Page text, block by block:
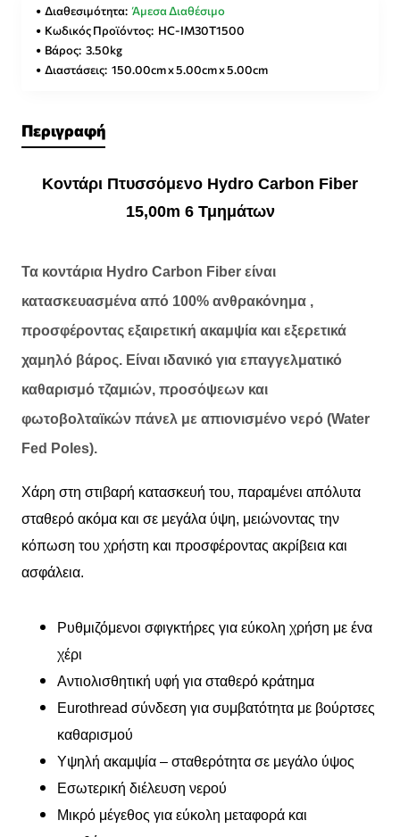
Διαθεσιμότητα: Άμεσα Διαθέσιμο
Κωδικός Προϊόντος: HC-IM30T1500
Βάρος: 3.50kg
Διαστάσεις: 150.00cm x 5.00cm x 5.00cm
Περιγραφή
Κοντάρι Πτυσσόμενο Hydro Carbon Fiber
15,00m 6 Τμημάτων
Τα κοντάρια Hydro Carbon Fiber είναι
κατασκευασμένα από 100% ανθρακόνημα ,
προσφέροντας εξαιρετική ακαμψία και εξερετικά
χαμηλό βάρος. Είναι ιδανικό για επαγγελματικό
καθαρισμό τζαμιών, προσόψεων και
φωτοβολταϊκών πάνελ με απιονισμένο νερό (Water
Fed Poles).
Χάρη στη στιβαρή κατασκευή του, παραμένει απόλυτα
σταθερό ακόμα και σε μεγάλα ύψη, μειώνοντας την
κόπωση του χρήστη και προσφέροντας ακρίβεια και
ασφάλεια.
Ρυθμιζόμενοι σφιγκτήρες για εύκολη χρήση με ένα
χέρι
Αντιολισθητική υφή για σταθερό κράτημα
Eurothread σύνδεση για συμβατότητα με βούρτσες
καθαρισμού
Υψηλή ακαμψία – σταθερότητα σε μεγάλο ύψος
Εσωτερική διέλευση νερού
Μικρό μέγεθος για εύκολη μεταφορά και